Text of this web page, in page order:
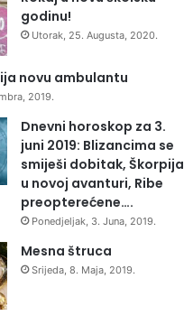
godinu!
Utorak, 25. Augusta, 2020.
novu ambulantu
2019.
Dnevni horoskop za 3.
juni 2019: Blizancima se
smiješi dobitak, Škorpija
u novoj avanturi, Ribe
preopterećene….
Ponedjeljak, 3. Juna, 2019.
Mesna štruca
Srijeda, 8. Maja, 2019.